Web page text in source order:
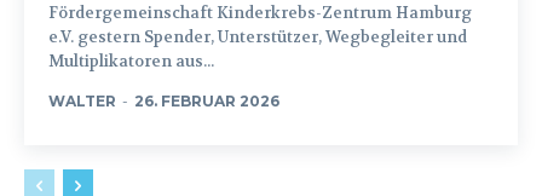
Fördergemeinschaft Kinderkrebs-Zentrum Hamburg
e.V. gestern Spender, Unterstützer, Wegbegleiter und
Multiplikatoren aus...
WALTER - 26. FEBRUAR 2026